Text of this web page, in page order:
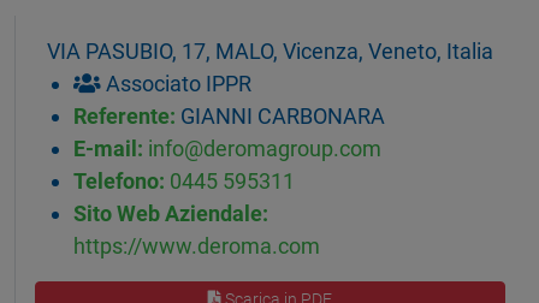
VIA PASUBIO, 17, MALO, Vicenza, Veneto, Italia
Associato IPPR
Referente: GIANNI CARBONARA
E-mail: info@deromagroup.com
Telefono: 0445 595311
Sito Web Aziendale:
https://www.deroma.com